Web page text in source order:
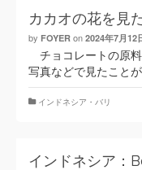
カカオの花を見
by FOYER on 2024年7月12
チョコレートの原
写真などで見たこと
インドネシア・バリ
インドネシア：